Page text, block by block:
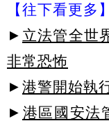
【往下看更多】
► 立法管全世
非常恐怖
► 港警開始執
► 港區國安法